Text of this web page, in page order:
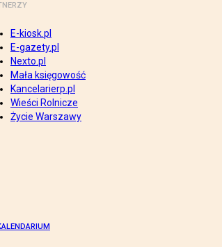
E-kiosk.pl
E-gazety.pl
Nexto.pl
Mała księgowość
Kancelarierp.pl
Wieści Rolnicze
Życie Warszawy